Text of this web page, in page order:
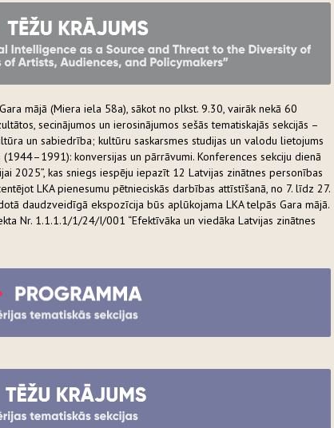
mājā (Miera iela 58a), sākot no plkst. 9.30, vairāk nekā 60
secinājumos un ierosinājumos sešās tematiskajās sekcijās –
un sabiedrība; kultūru saskarsmes studijas un valodu lietojums
konversijas un pārrāvumi. Konferences sekciju dienā
2025”, kas sniegs iespēju iepazīt 12 Latvijas zinātnes personības
LKA pienesumu pētnieciskās darbības attīstīšanā, no 7. līdz 27.
daudzveidīgā ekspozīcija būs aplūkojama LKA telpās Gara mājā.
Nr. 1.1.1.1/1/24/I/001 “Efektīvāka un viedāka Latvijas zinātnes